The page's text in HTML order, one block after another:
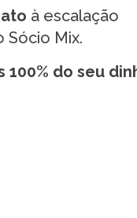
à escalação
Mix.
100% do seu